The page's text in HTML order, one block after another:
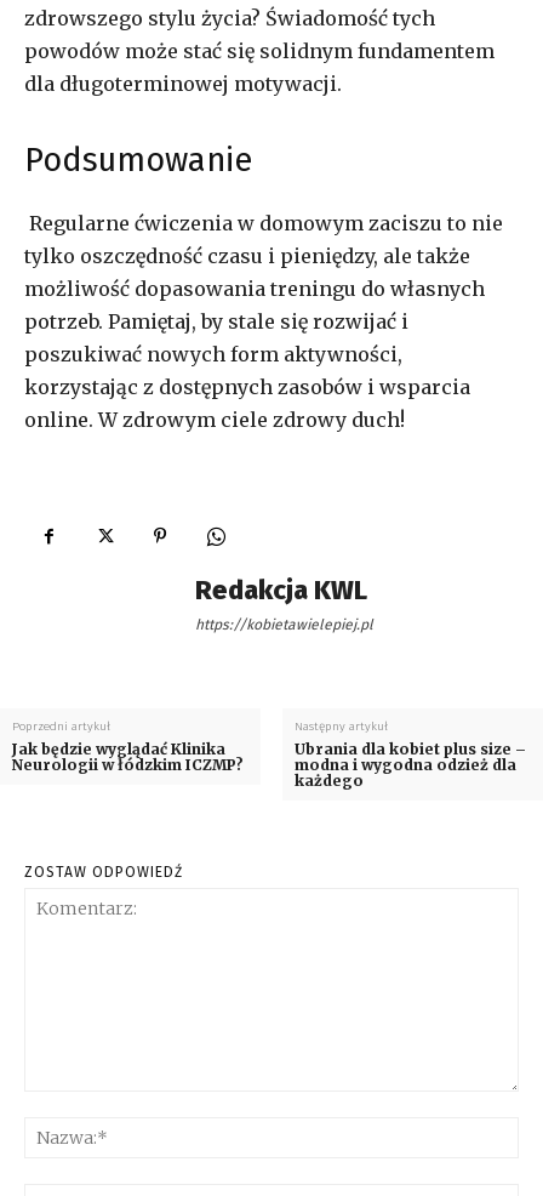
zdrowszego stylu życia? Świadomość tych
powodów może stać się solidnym fundamentem
dla długoterminowej motywacji.
Podsumowanie
Regularne ćwiczenia w domowym zaciszu to nie
tylko oszczędność czasu i pieniędzy, ale także
możliwość dopasowania treningu do własnych
potrzeb. Pamiętaj, by stale się rozwijać i
poszukiwać nowych form aktywności,
korzystając z dostępnych zasobów i wsparcia
online. W zdrowym ciele zdrowy duch!
Redakcja KWL
https://kobietawielepiej.pl
Poprzedni artykuł
Jak będzie wyglądać Klinika
Neurologii w łódzkim ICZMP?
Następny artykuł
Ubrania dla kobiet plus size –
modna i wygodna odzież dla
każdego
ZOSTAW ODPOWIEDŹ